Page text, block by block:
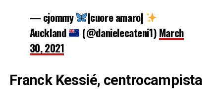
— cjommy
|cuore amaro|
Auckland
(@danielecateni1)March
30, 2021
Franck Kessié, centrocampista